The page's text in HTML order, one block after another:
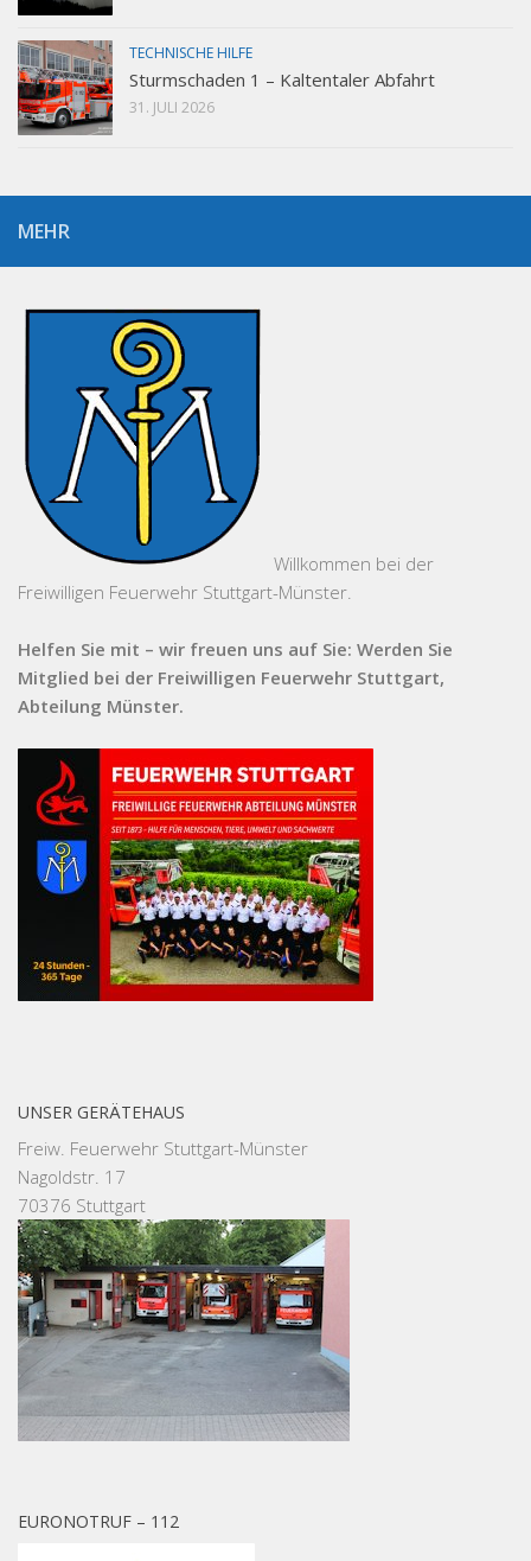
TECHNISCHE HILFE
Sturmschaden 1 – Kaltentaler Abfahrt
31. JULI 2026
MEHR
Willkommen bei der
Freiwilligen Feuerwehr Stuttgart-Münster.
Helfen Sie mit – wir freuen uns auf Sie: Werden Sie
Mitglied bei der Freiwilligen Feuerwehr Stuttgart,
Abteilung Münster.
UNSER GERÄTEHAUS
Freiw. Feuerwehr Stuttgart-Münster
Nagoldstr. 17
70376 Stuttgart
EURONOTRUF – 112